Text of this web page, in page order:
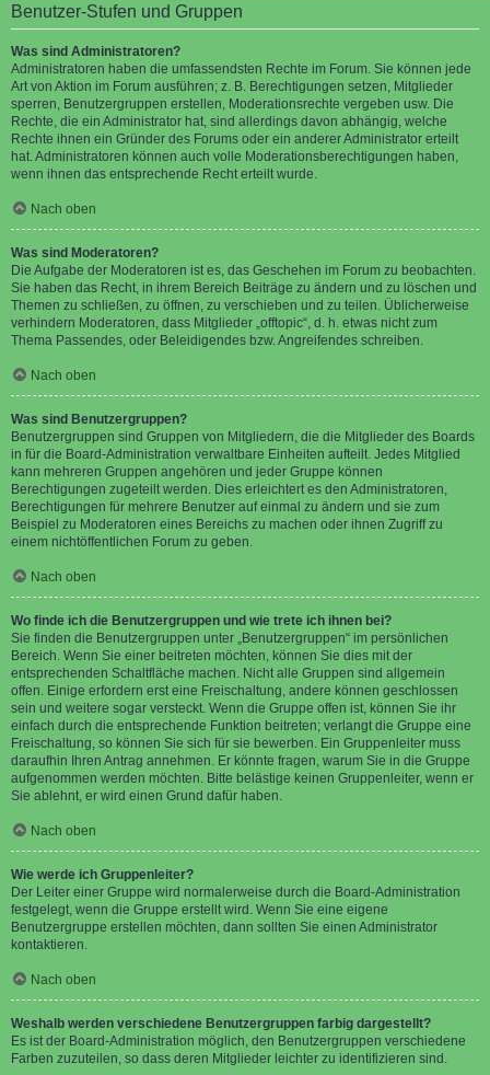
Benutzer-Stufen und Gruppen
Was sind Administratoren?
Administratoren haben die umfassendsten Rechte im Forum. Sie können jede
Art von Aktion im Forum ausführen; z. B. Berechtigungen setzen, Mitglieder
sperren, Benutzergruppen erstellen, Moderationsrechte vergeben usw. Die
Rechte, die ein Administrator hat, sind allerdings davon abhängig, welche
Rechte ihnen ein Gründer des Forums oder ein anderer Administrator erteilt
hat. Administratoren können auch volle Moderationsberechtigungen haben,
wenn ihnen das entsprechende Recht erteilt wurde.
Nach oben
Was sind Moderatoren?
Die Aufgabe der Moderatoren ist es, das Geschehen im Forum zu beobachten.
Sie haben das Recht, in ihrem Bereich Beiträge zu ändern und zu löschen und
Themen zu schließen, zu öffnen, zu verschieben und zu teilen. Üblicherweise
verhindern Moderatoren, dass Mitglieder „offtopic“, d. h. etwas nicht zum
Thema Passendes, oder Beleidigendes bzw. Angreifendes schreiben.
Nach oben
Was sind Benutzergruppen?
Benutzergruppen sind Gruppen von Mitgliedern, die die Mitglieder des Boards
in für die Board-Administration verwaltbare Einheiten aufteilt. Jedes Mitglied
kann mehreren Gruppen angehören und jeder Gruppe können
Berechtigungen zugeteilt werden. Dies erleichtert es den Administratoren,
Berechtigungen für mehrere Benutzer auf einmal zu ändern und sie zum
Beispiel zu Moderatoren eines Bereichs zu machen oder ihnen Zugriff zu
einem nichtöffentlichen Forum zu geben.
Nach oben
Wo finde ich die Benutzergruppen und wie trete ich ihnen bei?
Sie finden die Benutzergruppen unter „Benutzergruppen“ im persönlichen
Bereich. Wenn Sie einer beitreten möchten, können Sie dies mit der
entsprechenden Schaltfläche machen. Nicht alle Gruppen sind allgemein
offen. Einige erfordern erst eine Freischaltung, andere können geschlossen
sein und weitere sogar versteckt. Wenn die Gruppe offen ist, können Sie ihr
einfach durch die entsprechende Funktion beitreten; verlangt die Gruppe eine
Freischaltung, so können Sie sich für sie bewerben. Ein Gruppenleiter muss
daraufhin Ihren Antrag annehmen. Er könnte fragen, warum Sie in die Gruppe
aufgenommen werden möchten. Bitte belästige keinen Gruppenleiter, wenn er
Sie ablehnt, er wird einen Grund dafür haben.
Nach oben
Wie werde ich Gruppenleiter?
Der Leiter einer Gruppe wird normalerweise durch die Board-Administration
festgelegt, wenn die Gruppe erstellt wird. Wenn Sie eine eigene
Benutzergruppe erstellen möchten, dann sollten Sie einen Administrator
kontaktieren.
Nach oben
Weshalb werden verschiedene Benutzergruppen farbig dargestellt?
Es ist der Board-Administration möglich, den Benutzergruppen verschiedene
Farben zuzuteilen, so dass deren Mitglieder leichter zu identifizieren sind.